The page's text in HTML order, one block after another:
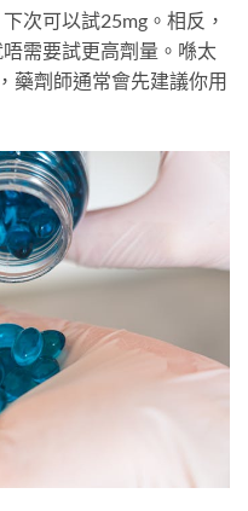
次可以試25mg。相反，
需要試更高劑量。喺太
藥劑師通常會先建議你用